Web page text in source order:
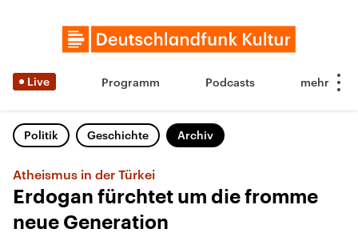
Live Programm Podcasts
Politik Geschichte Archiv
Atheismus in der Türkei
Erdogan fürchtet um die fromme
neue Generation